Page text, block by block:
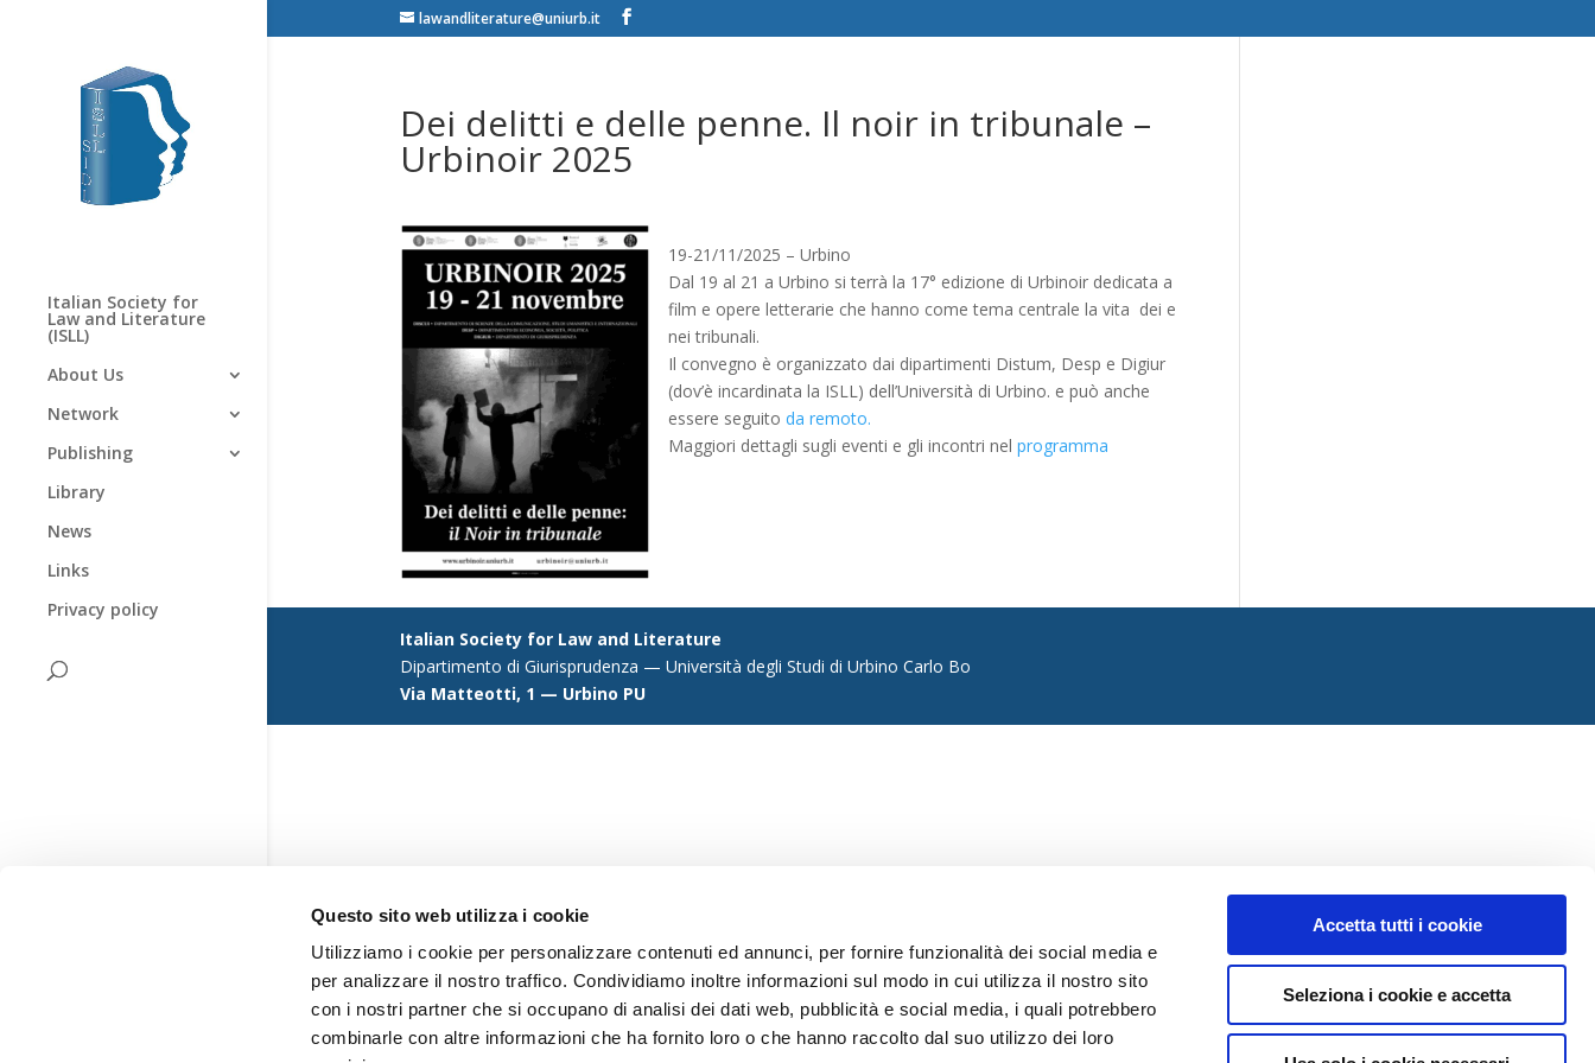
Questo sito web utilizza i cookie
Utilizziamo i cookie per personalizzare contenuti ed annunci, per fornire funzionalità dei social media e
per analizzare il nostro traffico. Condividiamo inoltre informazioni sul modo in cui utilizza il nostro sito
con i nostri partner che si occupano di analisi dei dati web, pubblicità e social media, i quali potrebbero
combinarle con altre informazioni che ha fornito loro o che hanno raccolto dal suo utilizzo dei loro
Accetta tutti i cookie
Seleziona i cookie e accetta
lawandliterature@uniurb.it
Italian Society for
Law and Literature
(ISLL)
About Us
Network
Publishing
Library
News
Links
Privacy policy
Dei delitti e delle penne. Il noir in tribunale –
Urbinoir 2025
19-21/11/2025 – Urbino
Dal 19 al 21 a Urbino si terrà la 17° edizione di Urbinoir dedicata a
film e opere letterarie che hanno come tema centrale la vita dei e
nei tribunali.
Il convegno è organizzato dai dipartimenti Distum, Desp e Digiur
(dov’è incardinata la ISLL) dell’Università di Urbino. e può anche
essere seguito da remoto.
Maggiori dettagli sugli eventi e gli incontri nel programma
Italian Society for Law and Literature
Dipartimento di Giurisprudenza — Università degli Studi di Urbino Carlo Bo
Via Matteotti, 1 — Urbino PU